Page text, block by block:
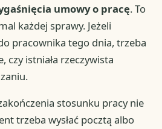
umowy o pracę. To
każdej sprawy. Jeżeli
pracownika tego dnia, trzeba
czy istniała rzeczywista
stosunku pracy nie
trzeba wysłać pocztą albo